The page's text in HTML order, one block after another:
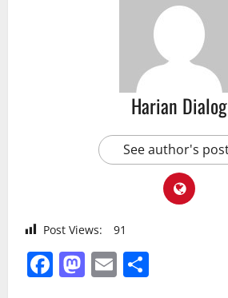
Harian Dialog
See author's
Post Views: 91
Facebook
Mastodon
Email